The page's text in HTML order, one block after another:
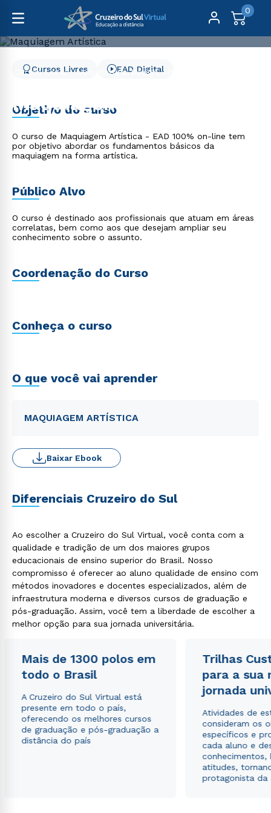
0
Cursos Livres
Arquitetura, Design, Artes e Moda
Maquiagem Artística
Cursos Livres EAD Digital
Objetivo do curso
O curso de Maquiagem Artística - EAD 100% on-line tem
por objetivo abordar os fundamentos básicos da
maquiagem na forma artística.
Público Alvo
O curso é destinado aos profissionais que atuam em áreas
correlatas, bem como aos que desejam ampliar seu
conhecimento sobre o assunto.
Coordenação do Curso
Conheça o curso
O que você vai aprender
MAQUIAGEM ARTÍSTICA
Baixar Ebook
Diferenciais Cruzeiro do Sul
Ao escolher a Cruzeiro do Sul Virtual, você conta com a
qualidade e tradição de um dos maiores grupos
educacionais de ensino superior do Brasil. Nosso
compromisso é oferecer ao aluno qualidade de ensino com
métodos inovadores e docentes especializados, além de
infraestrutura moderna e diversos cursos de graduação e
pós-graduação. Assim, você tem a liberdade de escolher a
melhor opção para sua jornada universitária.
Mais de 1300 polos em
todo o Brasil
A Cruzeiro do Sul Virtual está
presente em todo o país,
oferecendo os melhores cursos
de graduação e pós-graduação a
distância do país
Trilhas
para a sua
jornada
Atividades de
consideram os
específicos e
cada aluno e
conhecimentos,
atitudes,
protagonista da